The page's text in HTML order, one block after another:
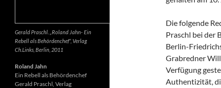
Die folgende
Praschl bei der
Berlin-
Grabredner
Verfügung
Authentizität,
Gerald Praschl. „Roland Jahn- Ein
Rebell als Behördenchef“, Verlag
Ch.Links, Berlin, 2011
Roland Jahn
Ein Rebell als Behördenchef
Gerald Praschl, Verlag